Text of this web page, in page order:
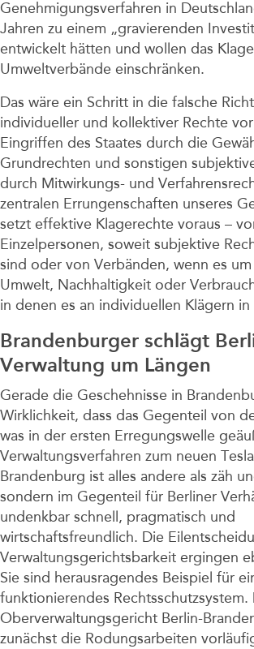
Genehmigungsverfahren in
Jahren zu einem „gravierenden
entwickelt hätten und wollen das
Umweltverbände einschränken.
Das wäre ein Schritt in die falsche
individueller und kollektiver Rechte
Eingriffen des Staates durch die
Grundrechten und sonstigen
durch Mitwirkungs- und
zentralen Errungenschaften unseres
setzt effektive Klagerechte voraus –
Einzelpersonen, soweit subjektive
sind oder von Verbänden, wenn es
Umwelt, Nachhaltigkeit oder
in denen es an individuellen Klägern
Brandenburger schlägt
Verwaltung um Längen
Gerade die Geschehnisse in
Wirklichkeit, dass das Gegenteil von
was in der ersten Erregungswelle
Verwaltungsverfahren zum neuen
Brandenburg ist alles andere als zäh
sondern im Gegenteil für Berliner
undenkbar schnell, pragmatisch und
wirtschaftsfreundlich. Die
Verwaltungsgerichtsbarkeit ergingen
Sie sind herausragendes Beispiel für
funktionierendes Rechtsschutzsystem.
Oberverwaltungsgericht Berlin-
zunächst die Rodungsarbeiten